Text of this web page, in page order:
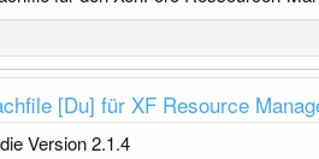
n
[Du] für XF Resource
Version 2.1.4